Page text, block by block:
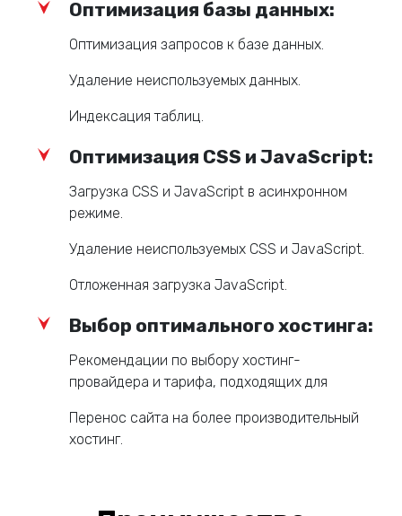
Оптимизация базы данных:
Оптимизация запросов к базе данных.
Удаление неиспользуемых данных.
Индексация таблиц.
Оптимизация CSS и JavaScript:
Загрузка CSS и JavaScript в асинхронном
режиме.
Удаление неиспользуемых CSS и JavaScript.
Отложенная загрузка JavaScript.
Выбор оптимального хостинга:
Рекомендации по выбору хостинг-
провайдера и тарифа, подходящих для
Перенос сайта на более производительный
хостинг.